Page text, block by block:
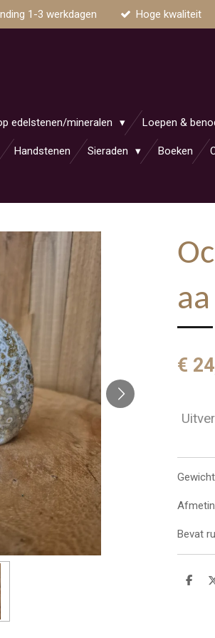
1-3 werkdagen Hoge kwaliteit
edelstenen/mineralen Loepen &
Handstenen Sieraden Boeken
€
Bevat
D